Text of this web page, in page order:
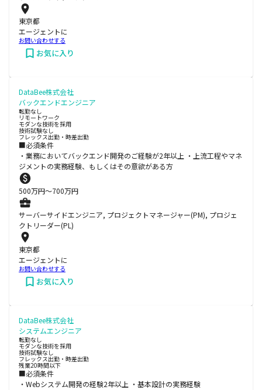
東京都
エージェントに
お問い合わせする
お気に入り
DataBee株式会社
バックエンドエンジニア
転勤なし
リモートワーク
モダンな技術を採用
技術試験なし
フレックス出勤・時差出勤
■必須条件
・業務においてバックエンド開発のご経験が2年以上 ・上流工程やマネ
ジメントの実務経験、もしくはその意欲がある方
500万円〜700万円
サーバーサイドエンジニア, プロジェクトマネージャー(PM), プロジェ
クトリーダー(PL)
東京都
エージェントに
お問い合わせする
お気に入り
DataBee株式会社
システムエンジニア
転勤なし
モダンな技術を採用
技術試験なし
フレックス出勤・時差出勤
残業20時間以下
■必須条件
・Webシステム開発の経験2年以上 ・基本設計の実務経験